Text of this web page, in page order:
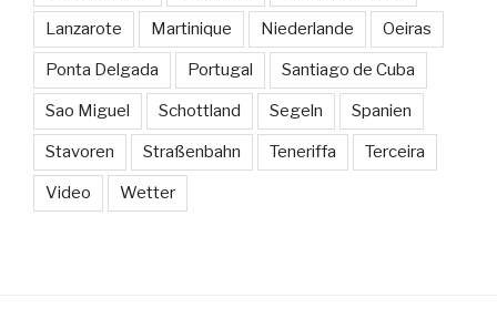
Lanzarote Martinique Niederlande Oeiras
Ponta Delgada Portugal Santiago de Cuba
Sao Miguel Schottland Segeln Spanien
Stavoren Straßenbahn Teneriffa Terceira
Video Wetter